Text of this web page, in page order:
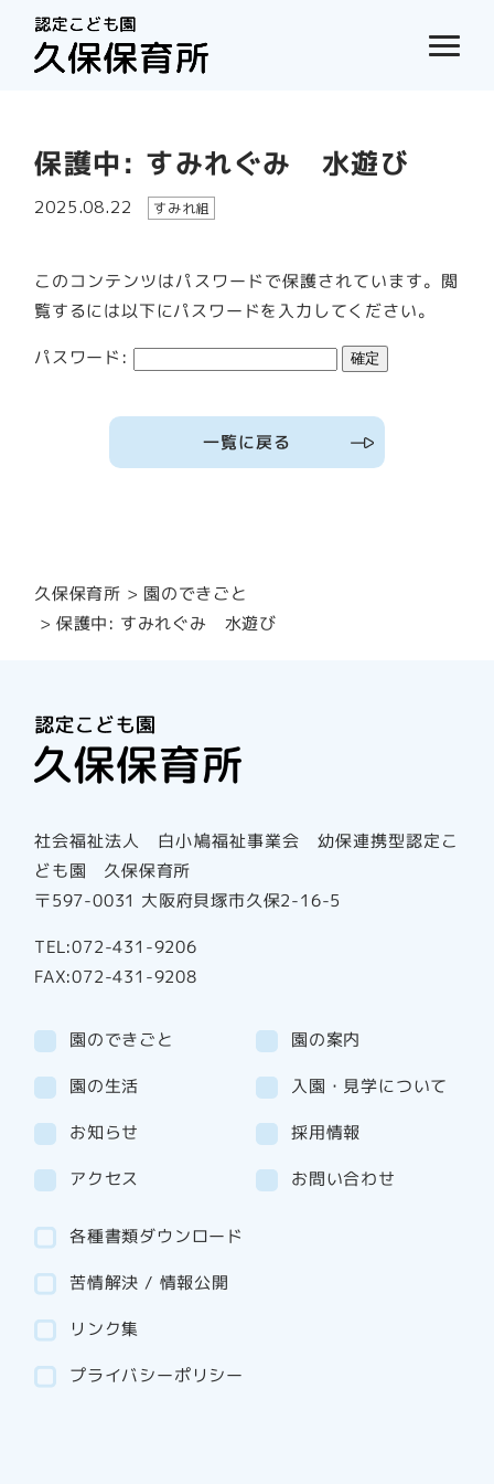
保護中: すみれぐみ 水遊び
2025.08.22 すみれ組
このコンテンツはパスワードで保護されています。閲
覧するには以下にパスワードを入力してください。
パスワード:
一覧に戻る
久保保育所 園のできごと
保護中: すみれぐみ 水遊び
社会福祉法人 白小鳩福祉事業会 幼保連携型認定こ
ども園 久保保育所
〒597-0031 大阪府貝塚市久保2-16-5
TEL:072-431-9206
FAX:072-431-9208
園のできごと 園の案内
園の生活 入園・見学について
お知らせ
採用情報
アクセス
お問い合わせ
各種書類ダウンロード
苦情解決 / 情報公開
リンク集
プライバシーポリシー